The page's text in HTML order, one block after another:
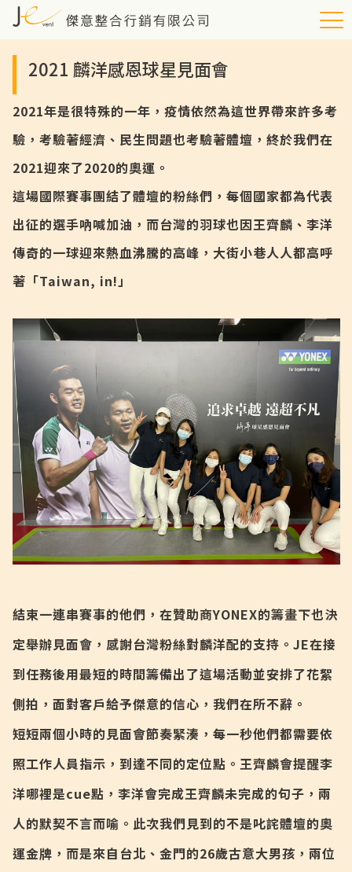
2021 麟洋感恩球星見面會
2021年是很特殊的一年，疫情依然為這世界帶來許多考
驗，考驗著經濟、民生問題也考驗著體壇，終於我們在
2021迎來了2020的奧運。
這場國際賽事團結了體壇的粉絲們，每個國家都為代表
出征的選手吶喊加油，而台灣的羽球也因王齊麟、李洋
傳奇的一球迎來熱血沸騰的高峰，大街小巷人人都高呼
著「Taiwan, in!」
結束一連串賽事的他們，在贊助商YONEX的籌畫下也決
定舉辦見面會，感謝台灣粉絲對麟洋配的支持。JE在接
到任務後用最短的時間籌備出了這場活動並安排了花絮
側拍，面對客戶給予傑意的信心，我們在所不辭。
短短兩個小時的見面會節奏緊湊，每一秒他們都需要依
照工作人員指示，到達不同的定位點。王齊麟會提醒李
洋哪裡是cue點，李洋會完成王齊麟未完成的句子，兩
人的默契不言而喻。此次我們見到的不是叱詫體壇的奧
運金牌，而是來自台北、金門的26歲古意大男孩，兩位